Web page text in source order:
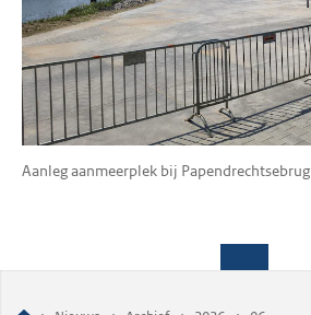
Aanleg aanmeerplek bij Papendrechtsebrug